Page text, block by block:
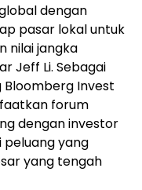
dengan
pasar lokal untuk
nilai jangka
Jeff Li. Sebagai
Invest
forum
dengan investor
yang
yang tengah